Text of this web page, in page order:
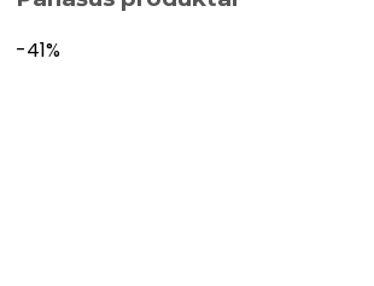
-41%